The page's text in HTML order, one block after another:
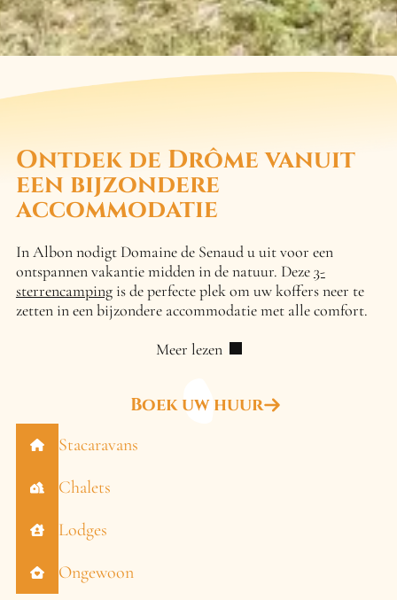
Stacaravans
Chalets
Lodges
Ongewoon
Ontdek de Drôme vanuit
een bijzondere
accommodatie
In Albon nodigt Domaine de Senaud u uit voor een
ontspannen vakantie midden in de natuur. Deze3-
sterrencampingis de perfecte plek om uw koffers neer te
zetten in een bijzondere accommodatie met alle comfort.
Meer lezen
Boek uw huur